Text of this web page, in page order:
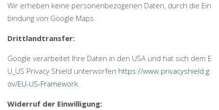
Wir erheben keine personenbezogenen Daten, durch die Ein
bindung von Google Maps.
Drittlandtransfer:
Google verarbeitet Ihre Daten in den USA und hat sich dem E
U_US Privacy Shield unterworfen https://www.privacyshield.g
ov/EU-US-Framework.
Widerruf der Einwilligung: